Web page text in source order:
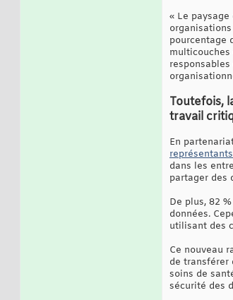
« Le
pourcentage
Toutefois,
travail
En
dans les
partager des
De plus, 82
données.
utilisant des
Ce nouveau
de transférer
soins de
sécurité des